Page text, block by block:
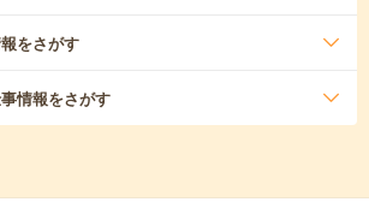
をさがす
情報をさがす